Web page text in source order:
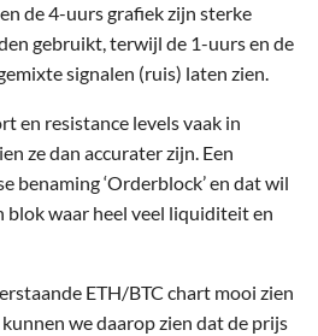
de 4-uurs grafiek zijn sterke
gebruikt, terwijl de 1-uurs en de
signalen (ruis) laten zien.
en resistance levels vaak in
ze dan accurater zijn. Een
benaming ‘Orderblock’ en dat wil
blok waar heel veel liquiditeit en
ETH/BTC chart mooi zien
we daarop zien dat de prijs